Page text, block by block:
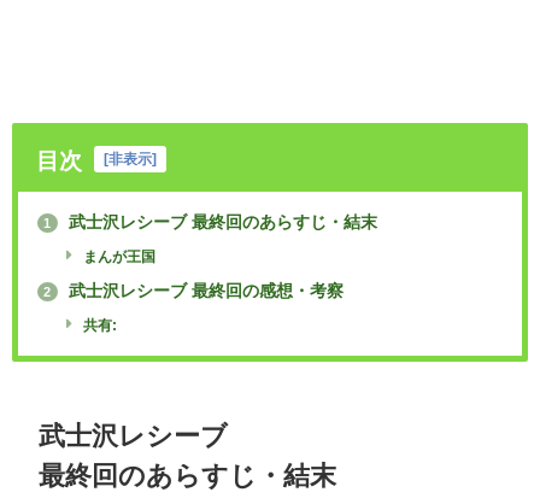
目次 [非表示]
1 武士沢レシーブ 最終回のあらすじ・結末
まんが王国
2 武士沢レシーブ 最終回の感想・考察
共有:
武士沢レシーブ
最終回のあらすじ・結末